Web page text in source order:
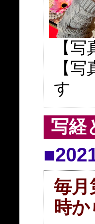
【
【
す
写経
毎月
時か